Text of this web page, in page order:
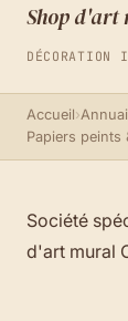
Shop d'art
DÉCORATION
Accueil›
Papiers peints
Société
d'art mural